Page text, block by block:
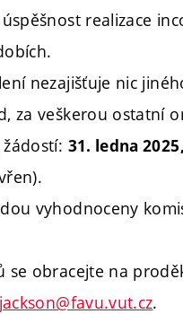
úspěšnost realizace
nezajišťuje nic
za veškerou ostatní
31. ledna
vyhodnoceny
se obracejte na
jackson@favu.vut.cz.